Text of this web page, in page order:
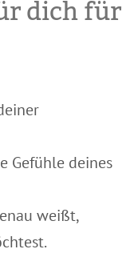
dich für
Gefühle deines
weißt,